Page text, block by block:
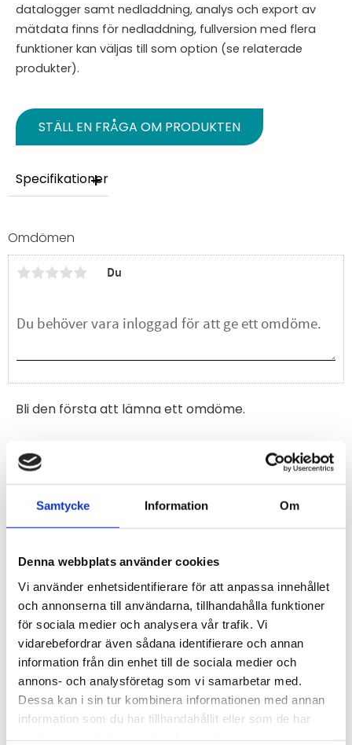
Samtycke Information Om
Denna webbplats använder cookies
Vi använder enhetsidentifierare för att anpassa innehållet
och annonserna till användarna, tillhandahålla funktioner
för sociala medier och analysera vår trafik. Vi
vidarebefordrar även sådana identifierare och annan
information från din enhet till de sociala medier och
annons- och analysföretag som vi samarbetar med.
Dessa kan i sin tur kombinera informationen med annan
information som du har tillhandahållit eller som de har
datalogger samt nedladdning, analys och export av
mätdata finns för nedladdning, fullversion med flera
funktioner kan väljas till som option (se relaterade
produkter).
STÄLL EN FRÅGA OM PRODUKTEN
Specifikationer
Omdömen
Du
Bli den första att lämna ett omdöme.